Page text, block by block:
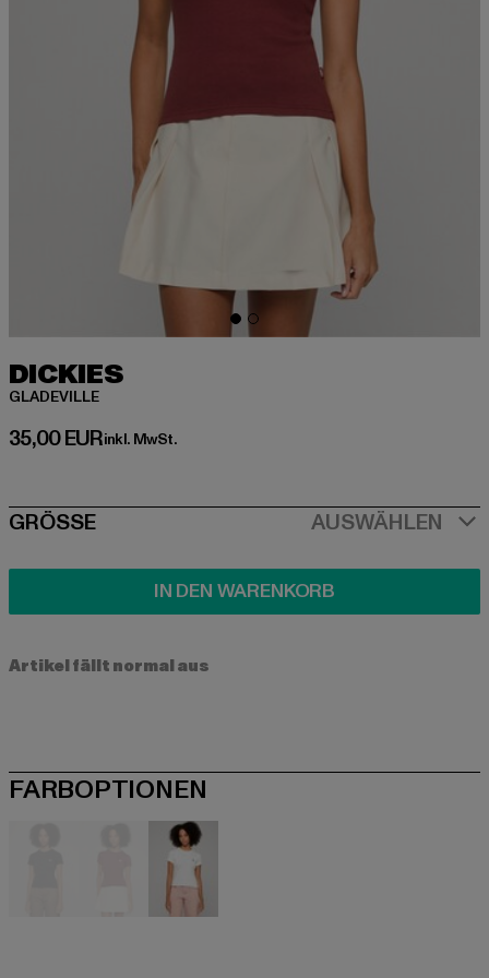
DICKIES
GLADEVILLE
35,00 EUR
Derzeitiger Preis: 35,00 EUR
inkl. MwSt.
SIZE
GRÖSSE AUSWÄHLEN
IN DEN WARENKORB
Artikel fällt normal aus
FARBOPTIONEN